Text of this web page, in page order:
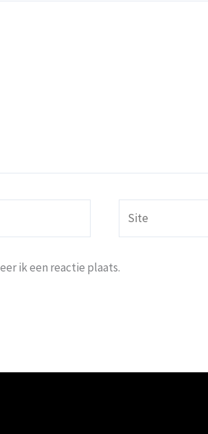
ik een reactie plaats.